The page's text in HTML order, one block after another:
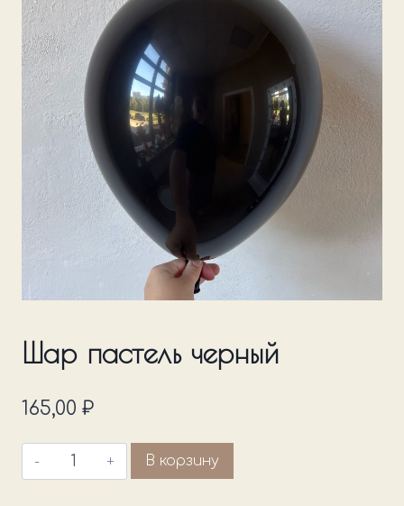
Шар пастель черный
165,00 ₽
Количество
товара
В корзину